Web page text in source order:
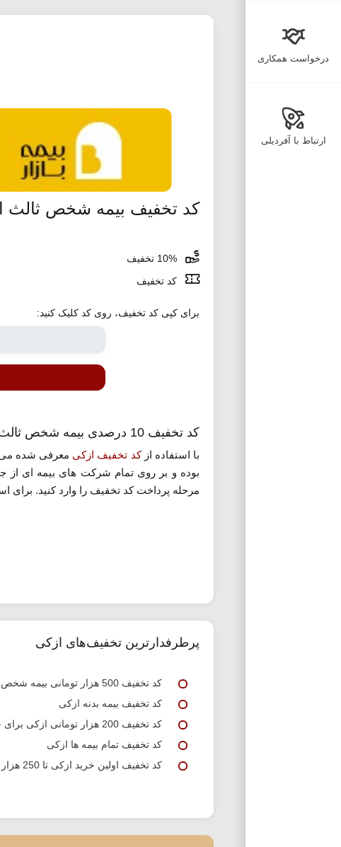
درخواست همکاری
ارتباط با آفردیلی
کد تخفیف بیمه شخص ثالث
کد تخفیف
برای کپی کد تخفیف، روی کد کلیک کنید:
کد تخفیف 10 درصدی بیمه شخص ثالث ازکی
با استفاده ازکد تخفیف ازکی معرفی شده می
بوده و بر روی تمام شرکت های بیمه ای از
مرحله پرداخت کد تخفیف را وارد کنید. برای
پرطرفدارترین تخفیف‌های ازکی
کد تخفیف 500 هزار تومانی بیمه شخص ثالث ازکی
کد تخفیف بیمه بدنه ازکی
کد تخفیف 200 هزار تومانی ازکی برای خرید بیمه بدنه و ثالث
کد تخفیف تمام بیمه ها ازکی
کد تخفیف اولین خرید ازکی تا 250 هزار تومان